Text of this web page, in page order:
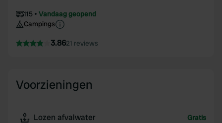
115
Vandaag geopend
Campings
3.8621 reviews
Voorzieningen
Lozen afvalwater Gratis